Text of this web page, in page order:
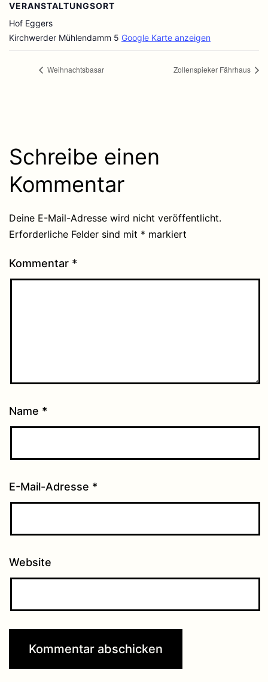
VERANSTALTUNGSORT
Hof Eggers
Kirchwerder Mühlendamm 5 Google Karte anzeigen
Weihnachtsbasar Zollenspieker Fährhaus
Schreibe einen
Kommentar
Deine E-Mail-Adresse wird nicht veröffentlicht.
Erforderliche Felder sind mit * markiert
Kommentar *
Name *
E-Mail-Adresse *
Website